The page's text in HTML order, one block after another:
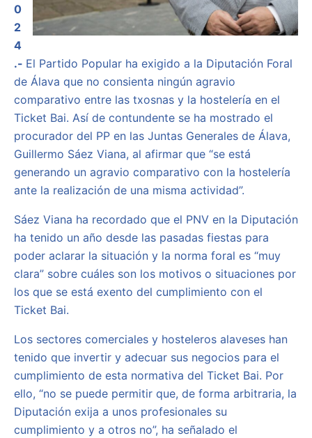
0
2
4
.- El Partido Popular ha exigido a la Diputación Foral
de Álava que no consienta ningún agravio
comparativo entre las txosnas y la hostelería en el
Ticket Bai. Así de contundente se ha mostrado el
procurador del PP en las Juntas Generales de Álava,
Guillermo Sáez Viana, al afirmar que “se está
generando un agravio comparativo con la hostelería
ante la realización de una misma actividad”.
Sáez Viana ha recordado que el PNV en la Diputación
ha tenido un año desde las pasadas fiestas para
poder aclarar la situación y la norma foral es “muy
clara” sobre cuáles son los motivos o situaciones por
los que se está exento del cumplimiento con el
Ticket Bai.
Los sectores comerciales y hosteleros alaveses han
tenido que invertir y adecuar sus negocios para el
cumplimiento de esta normativa del Ticket Bai. Por
ello, “no se puede permitir que, de forma arbitraria, la
Diputación exija a unos profesionales su
cumplimiento y a otros no”, ha señalado el